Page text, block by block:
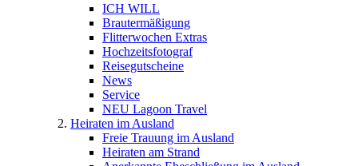
ICH WILL
Brautermäßigung
Flitterwochen Extras
Hochzeitsfotograf
Reisegutscheine
News
Service
NEU Lagoon Travel
Heiraten im Ausland
Freie Trauung im Ausland
Heiraten am Strand